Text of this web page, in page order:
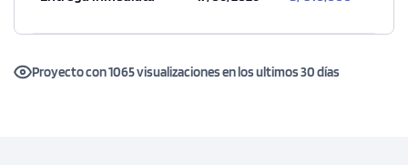
Proyecto con 1065 visualizaciones en los ultimos 30 días